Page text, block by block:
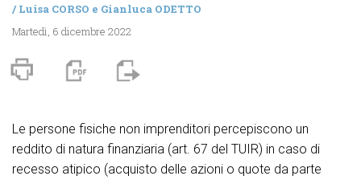
/Luisa CORSO e Gianluca ODETTO
Martedì, 6 dicembre 2022
Le persone fisiche non imprenditori percepiscono un
reddito di natura finanziaria (art. 67 del TUIR) in caso di
recesso atipico (acquisto delle azioni o quote da parte